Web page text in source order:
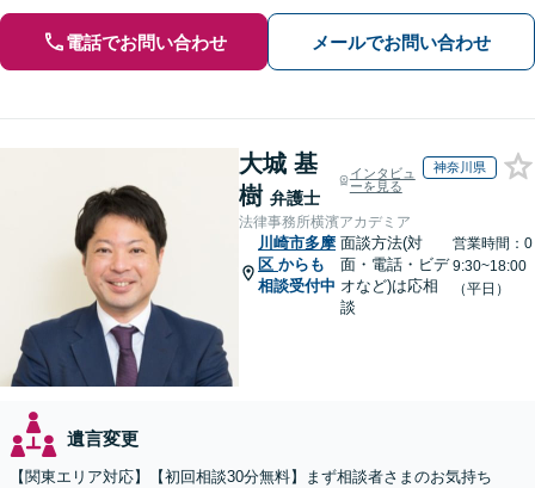
電話でお問い合わせ メールでお問い合わせ
大城 基
樹 弁護士
インタビュ
ーを見る
神奈川県
法律事務所横濱アカデミア
川崎市多摩
区 からも
相談受付中
面談方法(対
面・電話・ビデ
オなど)は応相
談
営業時間：0
9:30~18:00
（平日）
遺言変更
【関東エリア対応】【初回相談30分無料】まず相談者さまのお気持ち